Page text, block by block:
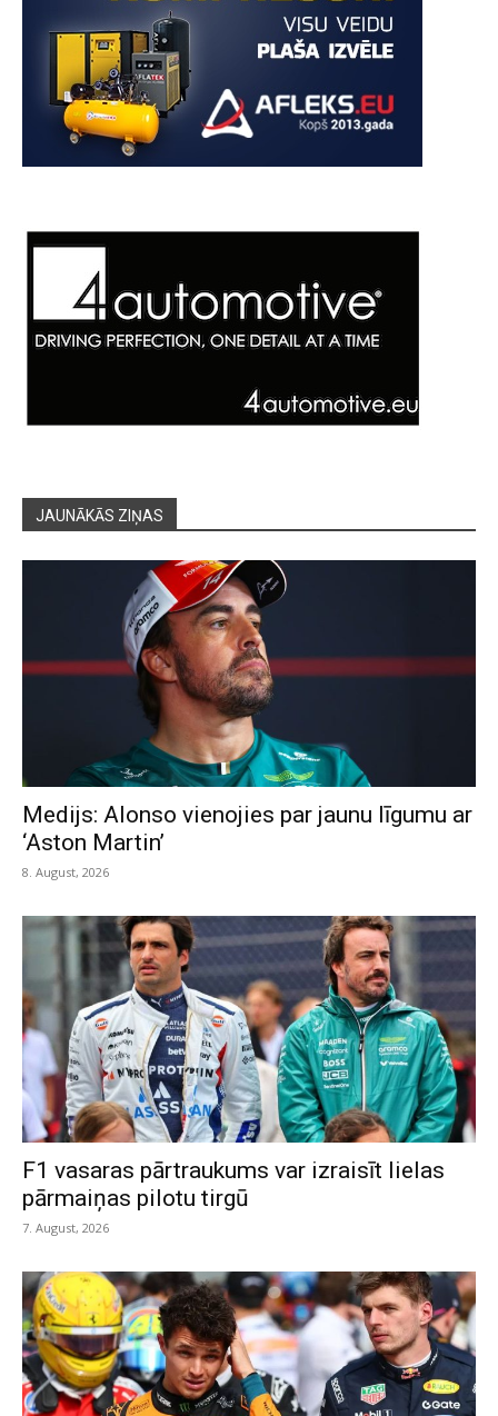
JAUNĀKĀS ZIŅAS
Medijs: Alonso vienojies par jaunu līgumu ar
‘Aston Martin’
8. August, 2026
F1 vasaras pārtraukums var izraisīt lielas
pārmaiņas pilotu tirgū
7. August, 2026